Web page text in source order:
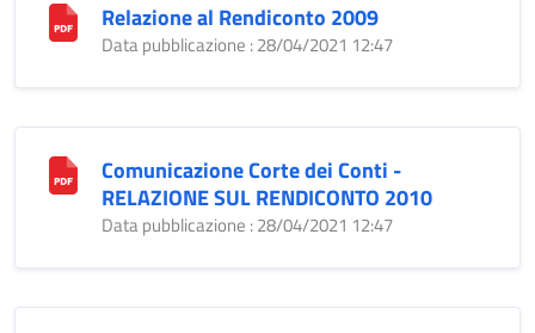
Relazione al Rendiconto 2009
Data pubblicazione : 28/04/2021 12:47
Comunicazione Corte dei Conti -
RELAZIONE SUL RENDICONTO 2010
Data pubblicazione : 28/04/2021 12:47